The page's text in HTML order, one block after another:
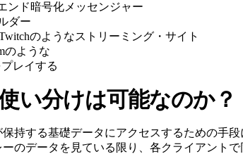
ンド暗号化メッセンジャー
ダー
のようなストリーミング・サイト
のような
レイする
い分けは可能なのか？
持する基礎データにアクセスするための手
のデータを見ている限り、各クライアントで